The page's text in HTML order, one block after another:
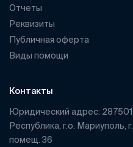
Отчеты
Реквизиты
Публичная оферта
Виды помощи
Контакты
Юридический адрес:
Республика, г.о. Мариуполь,
помещ. 36